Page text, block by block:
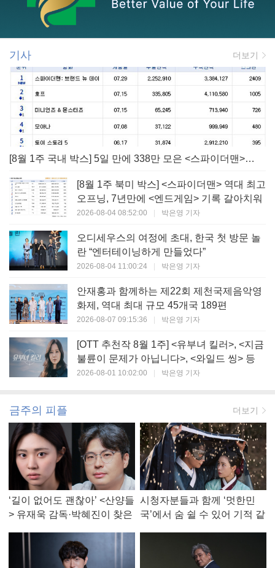
기사 더보기
[8월 1주 국내 박스] 5일 만에 338만 모은 <스파이더맨> 극장가 235% 대반등, <호프>는 400만 돌파
[8월 1주 북미 박스] <스파이더맨> 역대 최고
오프닝, 7년만에 <엔드게임> 기록 갈아치워
2026-08-04 08:52:00 | 박은영 기자
오디세우스의 여정에 초대, 한국 첫 방문 놀
란 “엔터테이닝하게 만들었다”
2026-08-04 11:00:24 | 박은영 기자
안재홍과 함께하는 제22회 제천국제음악영
화제, 역대 최대 규모 45개국 189편
2026-08-07 09:15:36 | 박은영 기자
[OTT 추천작 8월 1주] <유부녀 킬러>, <지금
불륜이 문제가 아닙니다>, <와일드 씽> 등
2026-08-01 10:02:00 | 박은영 기자
금주의 피플 더보기
‘길이 없어도 괜찮아’ <산양들
> 유재욱 감독·박혜진이 찾은
시청자분들과 함께 ‘멋한민
국’에서 숨 쉴 수 있어 기적 같